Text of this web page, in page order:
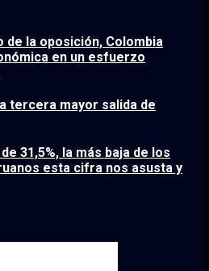
la oposición, Colombia
en un esfuerzo
tercera mayor salida de
31,5%, la más baja de los
esta cifra nos asusta y